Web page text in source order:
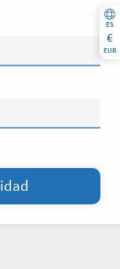
ES
€
EUR
S D
= Sin disponibilidad